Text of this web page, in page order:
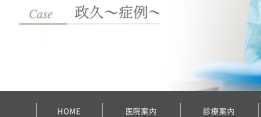
HOME 医院案内 診療案内